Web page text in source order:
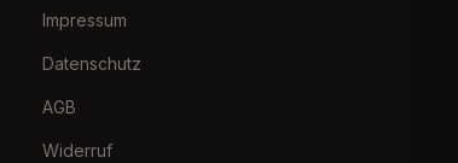
Impressum
Datenschutz
AGB
Widerruf